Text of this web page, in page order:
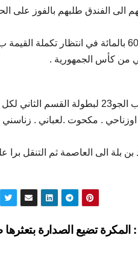
الى الفندق طلبهم بالفوز على
استدعى مدرب اتحاد بلعباس بن يلس عبد الكريم 20 لاعب تحسبا للقاء اتحاد الحجوط لحساب الجو23 لبطولة
. مكحوت .لعباني . زناسني
بلة الى العاصمة ثم التنقل برا
اتحاد بلعباس 1 – أهلي البرج 1 : المكرة تضيع الصدارة